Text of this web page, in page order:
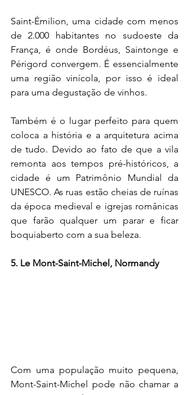
Saint-Émilion, uma cidade com menos
de 2.000 habitantes no sudoeste da
França, é onde Bordéus, Saintonge e
Périgord convergem. É essencialmente
uma região vinícola, por isso é ideal
para uma degustação de vinhos.
Também é o lugar perfeito para quem
coloca a história e a arquitetura acima
de tudo. Devido ao fato de que a vila
remonta aos tempos pré-históricos, a
cidade é um Patrimônio Mundial da
UNESCO. As ruas estão cheias de ruínas
da época medieval e igrejas românicas
que farão qualquer um parar e ficar
boquiaberto com a sua beleza.
5. Le Mont-Saint-Michel, Normandy
Com uma população muito pequena,
Mont-Saint-Michel pode não chamar a